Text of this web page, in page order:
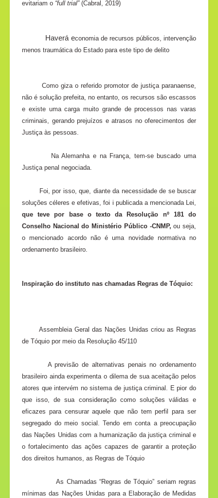
evitariam o “full trial”(Cabral, 2019)
Haverá economia de recursos públicos, intervenção
menos traumática do Estado para este tipo de delito
Como giza o referido promotor de justiça paranaense,
não é solução prefeita, no entanto, os recursos são escassos
e existe uma carga muito grande de processos nas varas
criminais, gerando prejuízos e atrasos no oferecimentos der
Justiça às pessoas.
Na Alemanha e na França, tem-se buscado uma
Justiça penal negociada.
Foi, por isso, que, diante da necessidade de se buscar
soluções céleres e efetivas, foi i publicada a mencionada Lei,
que teve por base o texto da Resolução nº 181 do
Conselho Nacional do Ministério Público -CNMP,ou seja,
o mencionado acordo não é uma novidade normativa no
ordenamento brasileiro.
Inspiração do instituto nas chamadas Regras de Tóquio:
Assembleia Geral das Nações Unidas criou as Regras
de Tóquio por meio da Resolução 45/110
A previsão de alternativas penais no ordenamento
brasileiro ainda experimenta o dilema de sua aceitação pelos
atores que intervém no sistema de justiça criminal. E pior do
que isso, de sua consideração como soluções válidas e
eficazes para censurar aquele que não tem perfil para ser
segregado do meio social. Tendo em conta a preocupação
das Nações Unidas com a humanização da justiça criminal e
o fortalecimento das ações capazes de garantir a proteção
dos direitos humanos, as Regras de Tóquio
As Chamadas “Regras de Tóquio” seriam regras
mínimas das Nações Unidas para a Elaboração de Medidas